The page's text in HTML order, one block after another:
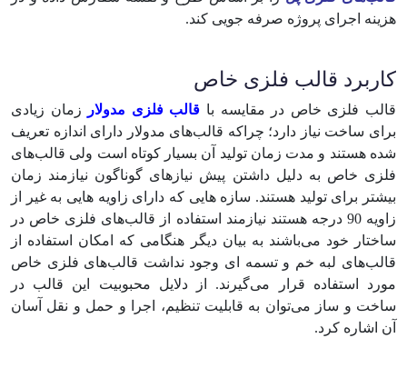
هزینه اجرای پروژه صرفه جویی کند.
کاربرد قالب فلزی خاص
قالب فلزی خاص در مقایسه با قالب فلزی مدولار
زمان زیادی
برای ساخت نیاز دارد؛ چراکه قالب‌های مدولار دارای اندازه تعریف
شده هستند و مدت زمان تولید آن بسیار کوتاه است ولی قالب‌های
فلزی خاص به دلیل داشتن پیش‌ نیاز‌های گوناگون نیازمند زمان
بیشتر برای تولید هستند. سازه هایی که دارای زاویه هایی به غیر از
زاویه 90 درجه هستند نیازمند استفاده از قالب‌های فلزی خاص در
ساختار خود می‌‌باشند به بیان دیگر هنگامی که امکان استفاده از
قالب‌های لبه خم و تسمه ای وجود نداشت قالب‌های فلزی خاص
مورد استفاده قرار می‌گیرند. از دلایل محبوبیت این قالب در
ساخت و ساز می‌توان به قابلیت تنظیم، اجرا و حمل و نقل آسان
آن اشاره کرد.